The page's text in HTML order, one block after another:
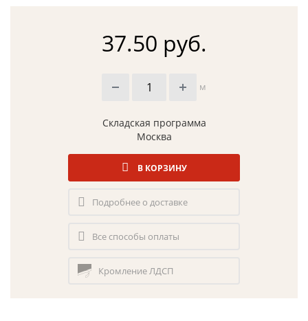
37.50 руб.
м
Складская программа
Москва
В КОРЗИНУ
Подробнее о доставке
Все способы оплаты
Кромление ЛДСП